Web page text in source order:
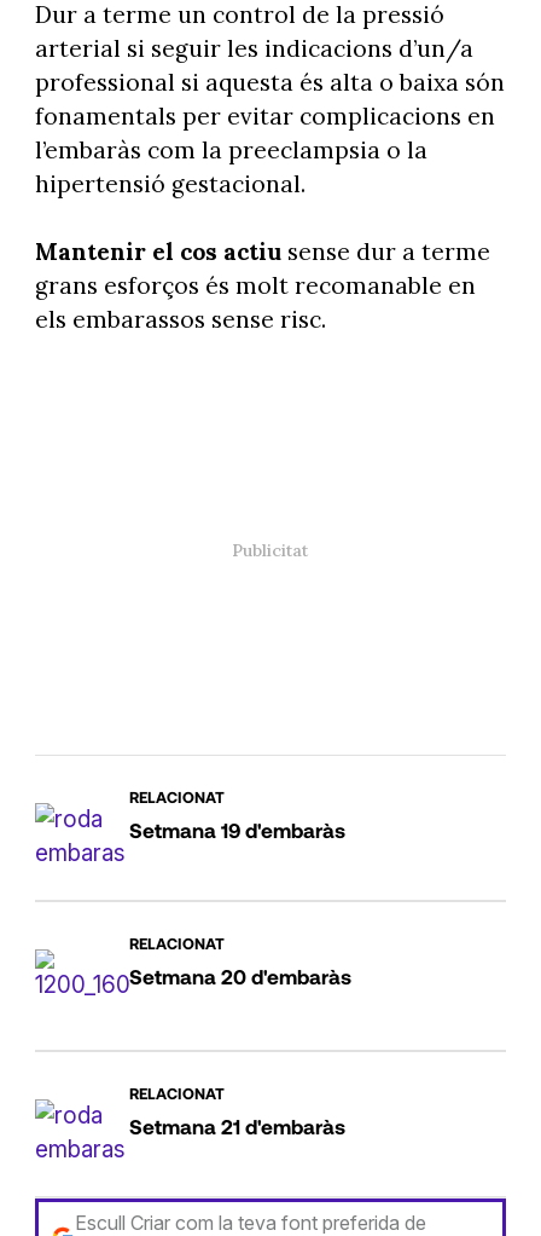
Dur a terme un control de la pressió
arterial si seguir les indicacions d’un/a
professional si aquesta és alta o baixa són
fonamentals per evitar complicacions en
l’embaràs com la preeclampsia o la
hipertensió gestacional.
Mantenir el cos actiusense dur a terme
grans esforços és molt recomanable en
els embarassos sense risc.
RELACIONAT
Setmana 19 d'embaràs
RELACIONAT
Setmana 20 d'embaràs
RELACIONAT
Setmana 21 d'embaràs
Escull Criar com la teva font preferida de